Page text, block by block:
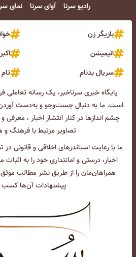
رادیو سرنا آوای سرنا نمای
بازیگر زن
انیمیشن
سریال بدنام
پایگاه خبری سرناخبر، یک رسانه تعاملی
است. ما به دنبال جست‌و‌جو و به‌دست
چشم انداز‌ها در کنار انتشار اخبار ، معرفی
تصاویر مرتبط با فرهنگ
ما با رعایت استاندرهای اخلاقی و قانونی در
اخبار، درستی و امانتداری خود را به اثبات
همراهان‌مان را از طریق نشر مطالب موثق
پیشنهادات آن‌ها کسب